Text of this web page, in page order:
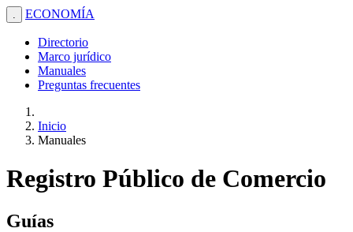
. ECONOMÍA
Directorio
Marco jurídico
Manuales
Preguntas frecuentes
Inicio
Manuales
Registro Público de Comercio
Guías